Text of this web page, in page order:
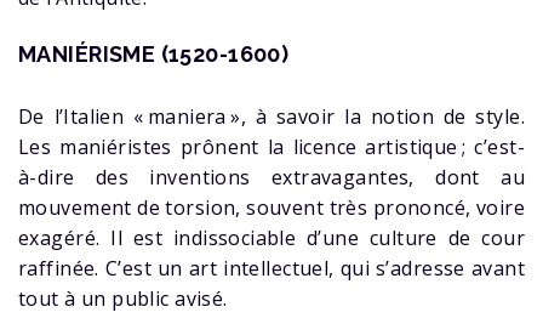
MANIÉRISME (1520-1600)
De l’Italien « maniera », à savoir la notion de style.
Les maniéristes prônent la licence artistique ; c’est-
à-dire des inventions extravagantes, dont au
mouvement de torsion, souvent très prononcé, voire
exagéré. Il est indissociable d’une culture de cour
raffinée. C’est un art intellectuel, qui s’adresse avant
tout à un public avisé.